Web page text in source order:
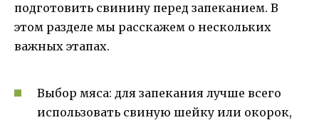
подготовить свинину перед запеканием. В
этом разделе мы расскажем о нескольких
важных этапах.
Выбор мяса: для запекания лучше всего
использовать свиную шейку или окорок,